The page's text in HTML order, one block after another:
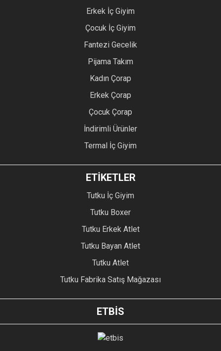
Erkek İç Giyim
Çocuk İç Giyim
Fantezi Gecelik
Pijama Takım
Kadın Çorap
Erkek Çorap
Çocuk Çorap
İndirimli Ürünler
Termal İç Giyim
ETİKETLER
Tutku İç Giyim
Tutku Boxer
Tutku Erkek Atlet
Tutku Bayan Atlet
Tutku Atlet
Tutku Fabrika Satış Mağazası
ETBİS